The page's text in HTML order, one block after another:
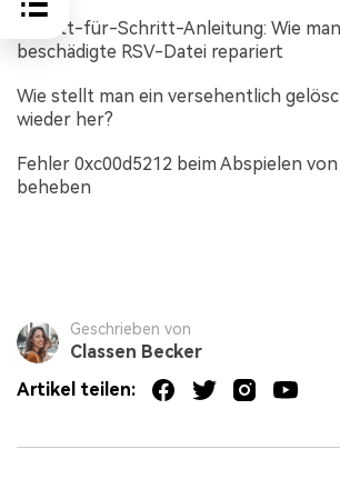
Schritt-für-Schritt-Anleitung: Wie
beschädigte RSV-Datei repariert
Wie stellt man ein versehentlich
wieder her?
Fehler 0xc00d5212 beim Abspielen
beheben
Geschrieben von
Classen Becker
Artikel teilen: